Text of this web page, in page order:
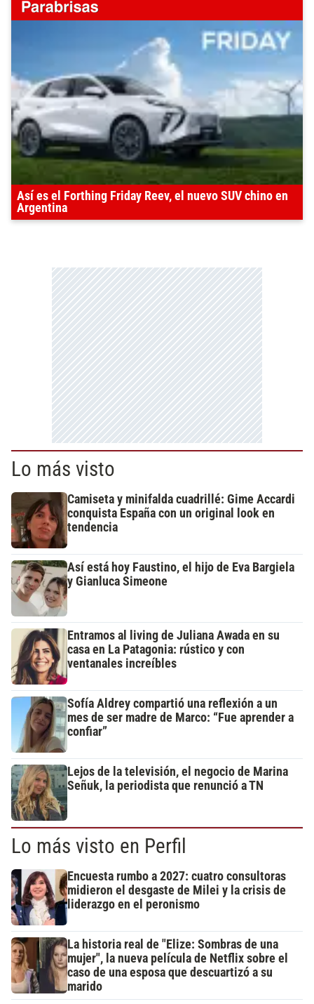
Así es el Forthing Friday Reev, el nuevo SUV chino en
Argentina
Lo más visto
Camiseta y minifalda cuadrillé: Gime Accardi
conquista España con un original look en
tendencia
Así está hoy Faustino, el hijo de Eva Bargiela
y Gianluca Simeone
Entramos al living de Juliana Awada en su
casa en La Patagonia: rústico y con
ventanales increíbles
Sofía Aldrey compartió una reflexión a un
mes de ser madre de Marco: “Fue aprender a
confiar”
Lejos de la televisión, el negocio de Marina
Señuk, la periodista que renunció a TN
Lo más visto en Perfil
Encuesta rumbo a 2027: cuatro consultoras
midieron el desgaste de Milei y la crisis de
liderazgo en el peronismo
La historia real de "Elize: Sombras de una
mujer", la nueva película de Netflix sobre el
caso de una esposa que descuartizó a su
marido